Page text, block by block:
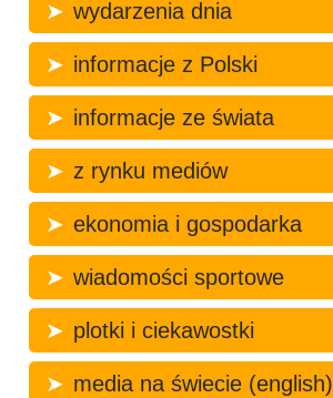
wydarzenia dnia
informacje z Polski
informacje ze świata
z rynku mediów
ekonomia i gospodarka
wiadomości sportowe
plotki i ciekawostki
media na świecie (english)